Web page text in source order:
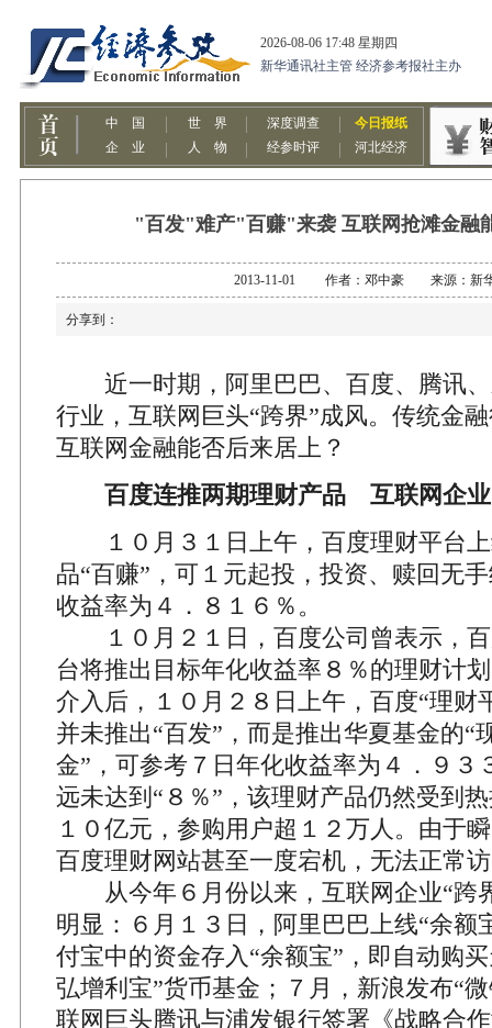
"百发"难产"百赚"来袭 互联网抢滩金融
2013-11-01 作者：邓中豪 来源：新
分享到：
近一时期，阿里巴巴、百度、腾讯、
行业，互联网巨头“跨界”成风。传统金
互联网金融能否后来居上？
百度连推两期理财产品 互联网企业
１０月３１日上午，百度理财平台上
品“百赚”，可１元起投，投资、赎回无
收益率为４．８１６％。
１０月２１日，百度公司曾表示，百
台将推出目标年化收益率８％的理财计
介入后，１０月２８日上午，百度“理财
并未推出“百发”，而是推出华夏基金的“
金”，可参考７日年化收益率为４．９３
远未达到“８％”，该理财产品仍然受到
１０亿元，参购用户超１２万人。由于
百度理财网站甚至一度宕机，无法正常
从今年６月份以来，互联网企业“跨
明显：６月１３日，阿里巴巴上线“余额
付宝中的资金存入“余额宝”，即自动购
弘增利宝”货币基金；７月，新浪发布“
联网巨头腾讯与浦发银行签署《战略合